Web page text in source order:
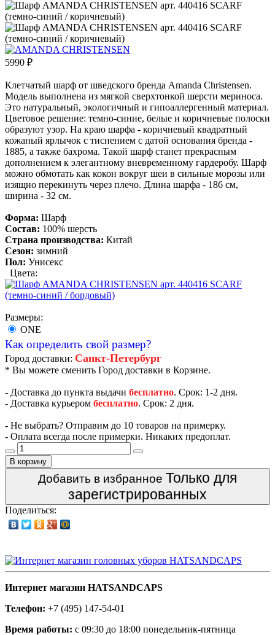
5990 ₽
Клетчатый шарф от шведского бренда Amanda Christensen.
Модель выполнена из мягкой сверхтонкой шерсти мериноса.
Это натуральный, экологичный и гипоаллергенный материал.
Цветовое решение: темно-синие, белые и коричневые полоски
образуют узор. На краю шарфа - коричневый квадратный
кожаный ярлычок с тиснением с датой основания бренда -
1885, а также бахрома. Такой шарф станет прекрасным
дополнением к элегантному вневременному гардеробу. Шарф
можно обмотать как кокон вокруг шеи в сильные морозы или
изящно перекинуть через плечо. Длина шарфа - 186 см,
ширина - 32 см.
Форма: Шарф
Состав: 100% шерсть
Страна производства: Китай
Сезон: зимний
Пол: Унисекс
Цвета:
Размеры:
ONE
Как определить свой размер?
Город доставки: Санкт-Петербург
* Вы можете сменить Город доставки в Корзине.
- Доставка до пункта выдачи бесплатно. Срок: 1-2 дня.
- Доставка курьером бесплатно. Срок: 2 дня.
- Не выбрать? Отправим до 10 товаров на примерку.
- Оплата всегда после примерки. Никаких предоплат.
В корзину
Добавить в избранное Только для
зарегистрированных
Поделиться:
Интернет магазин HATSANDCAPS
Телефон: +7 (495) 147-54-01
Время работы: с 09:30 до 18:00 понедельник-пятница